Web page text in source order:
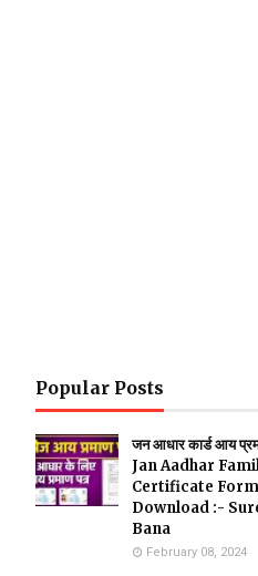
Popular Posts
जन आधार कार्ड आय
Jan Aadhar
Certificate
Download :-
Bana
February 08, 2024